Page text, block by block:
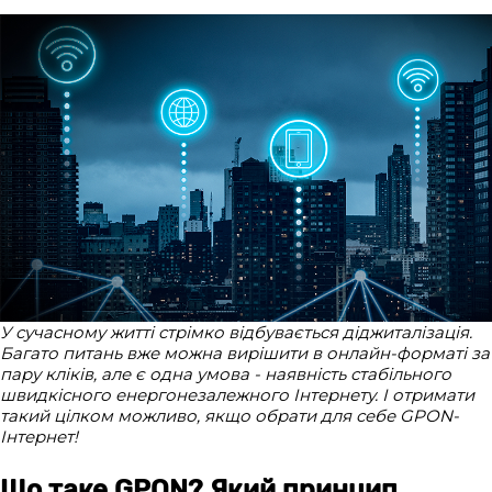
У сучасному житті стрімко відбувається діджиталізація.
Багато питань вже можна вирішити в онлайн-форматі за
пару кліків, але є одна умова - наявність стабільного
швидкісного енергонезалежного Інтернету. І отримати
такий цілком можливо, якщо обрати для себе GPON-
Інтернет!